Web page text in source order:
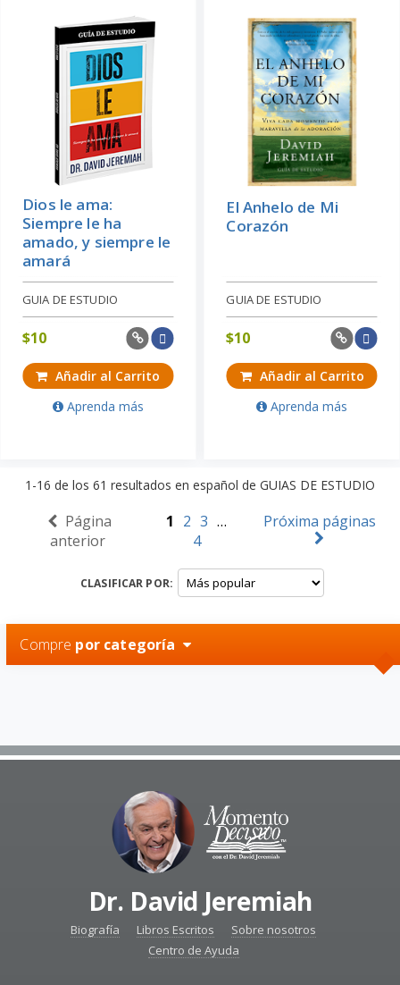
Dios le ama:
Siempre le ha
amado, y siempre le
amará
GUIA DE ESTUDIO
$10
Añadir al Carrito
Aprenda más
El Anhelo de Mi
Corazón
GUIA DE ESTUDIO
$10
Añadir al Carrito
Aprenda más
1-16 de los 61 resultados en español de GUIAS DE ESTUDIO
Página
anterior
1 2 3 …
4
Próxima páginas
CLASIFICAR POR:
Compre por categoría
Dr. David Jeremiah
Biografía Libros Escritos
Sobre nosotros
Centro de Ayuda